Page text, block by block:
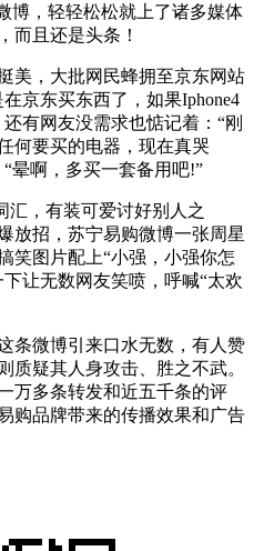
博，轻轻松松就上了诸多媒体
而且还是头条！
美，大批网民蜂拥至京东网站
京东买东西了，如果Iphone4
有网友没需求也惦记着：“刚
何要买的电器，现在真哭
啊，多买一套备用吧!”
汇，有装可爱讨好别人之
放招，苏宁易购微博一张周星
笑图片配上“小强，小强你怎
让无数网友笑喷，呼喊“太欢
条微博引来口水无数，有人赞
质疑其人身攻击、胜之不武。
万多条转发和近五千条的评
购品牌带来的传播效果和广告